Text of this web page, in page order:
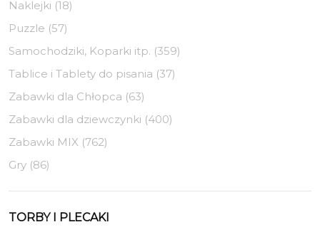
Naklejki (18)
Puzzle (57)
Samochodziki, Koparki itp. (359)
Tablice i Tablety do pisania (37)
Zabawki dla Chłopca (63)
Zabawki dla dziewczynki (400)
Zabawki MIX (762)
Gry (86)
TORBY I PLECAKI